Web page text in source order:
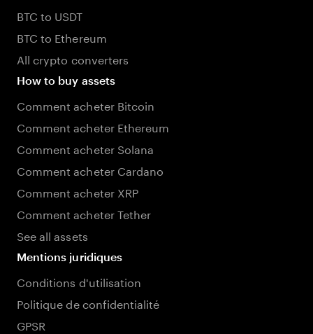
BTC to USDT
BTC to Ethereum
All crypto converters
How to buy assets
Comment acheter Bitcoin
Comment acheter Ethereum
Comment acheter Solana
Comment acheter Cardano
Comment acheter XRP
Comment acheter Tether
See all assets
Mentions juridiques
Conditions d'utilisation
Politique de confidentialité
GPSR